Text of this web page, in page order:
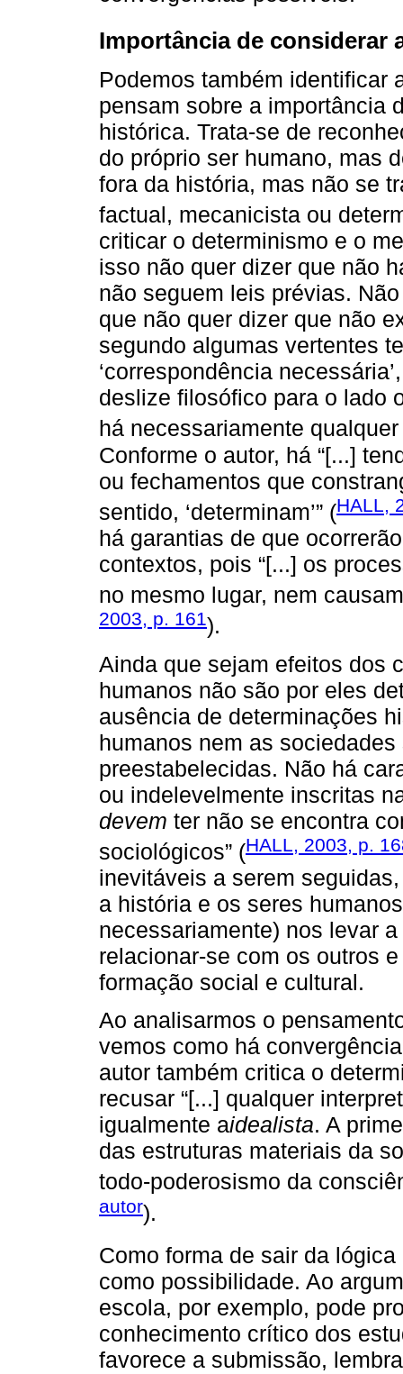
Importância de considerar
Podemos também identificar
pensam sobre a importância
histórica. Trata-se de
do próprio ser humano, mas
fora da história, mas não se
factual, mecanicista ou
criticar o determinismo e o
isso não quer dizer que não
não seguem leis prévias.
que não quer dizer que não
segundo algumas vertentes
‘correspondência
deslize filosófico para o lado
há necessariamente qualquer
Conforme o autor, há “[...]
ou fechamentos que
sentido, ‘determinam’” (HALL,
há garantias de que
contextos, pois “[...] os
no mesmo lugar, nem
2003, p. 161).
Ainda que sejam efeitos dos
humanos não são por eles
ausência de determinações
humanos nem as
preestabelecidas. Não há
ou indelevelmente inscritas
devem ter não se encontra
sociológicos” (HALL, 2003, p.
inevitáveis a serem
a história e os seres
necessariamente) nos levar
relacionar-se com os outros
formação social e cultural.
Ao analisarmos o
vemos como há
autor também critica o
recusar “[...] qualquer
igualmente aidealista. A
das estruturas materiais da
todo-poderosismo da
autor).
Como forma de sair da
como possibilidade. Ao
escola, por exemplo, pode
conhecimento crítico dos
favorece a submissão,